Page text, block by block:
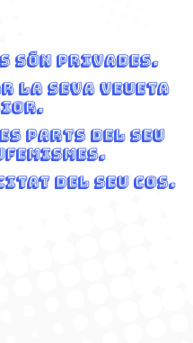
són privades.
la seva veueta
parts del seu
del seu cos.